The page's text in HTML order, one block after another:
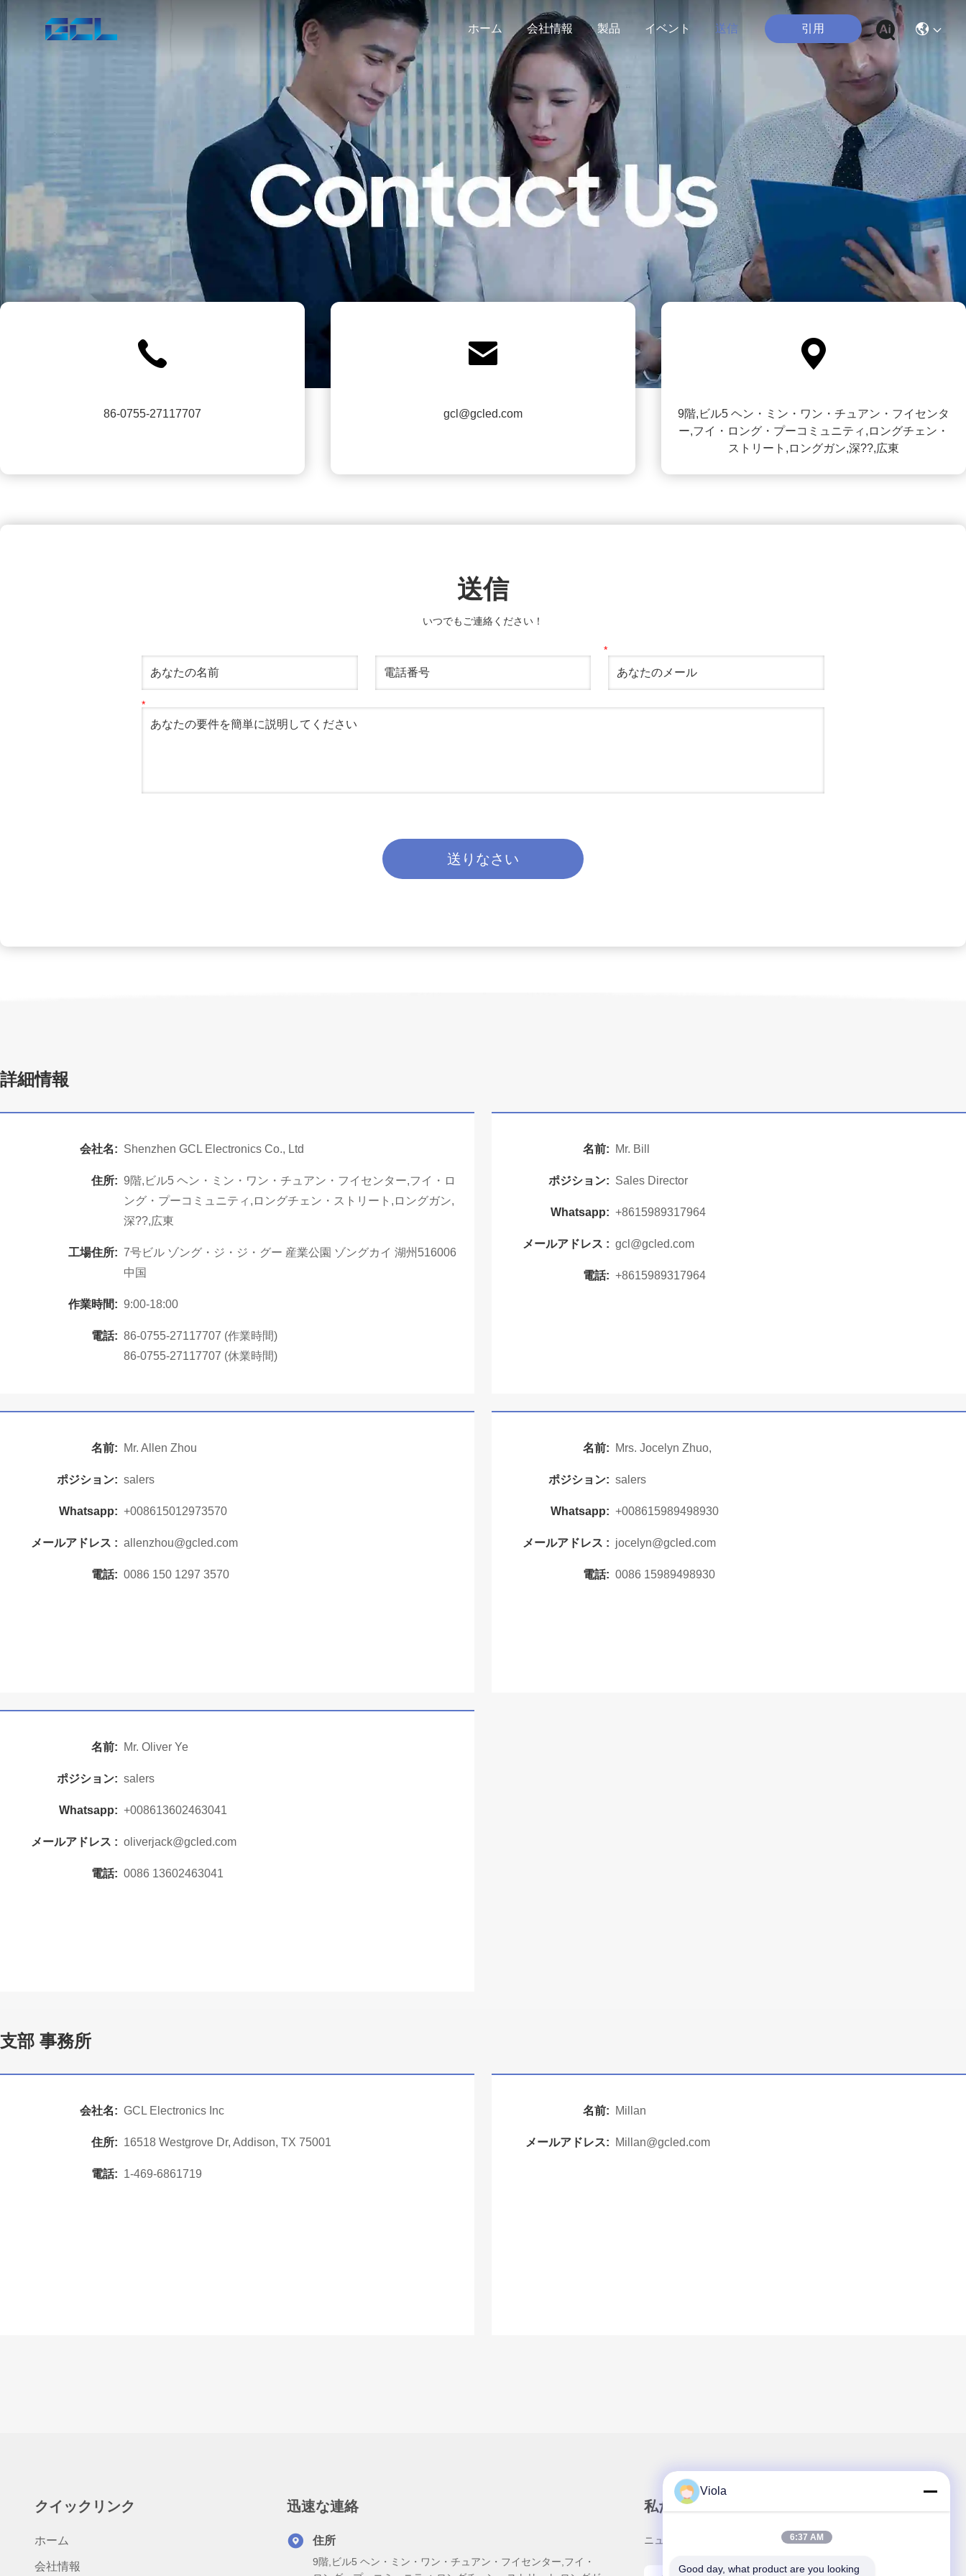
ホーム 会社情報 製品 イベント 送信 引用
86-0755-27117707

gcl@gcled.com

9階,ビル5 ヘン・ミン・ワン・チュアン・フイセンタ
ー,フイ・ロング・プーコミュニティ,ロングチェン・
ストリート,ロングガン,深??,広東
送信
いつでもご連絡ください！
送りなさい
詳細情報
会社名: Shenzhen GCL Electronics Co., Ltd
住所: 9階,ビル5 ヘン・ミン・ワン・チュアン・フイセンター,フイ・ロ
ング・プーコミュニティ,ロングチェン・ストリート,ロングガン,
深??,広東
工場住所: 7号ビル ゾング・ジ・ジ・グー 産業公園 ゾングカイ 湖州516006
中国
作業時間: 9:00-18:00
電話: 86-0755-27117707 (作業時間)
86-0755-27117707 (休業時間)
名前: Mr. Bill
ポジション: Sales Director
Whatsapp: +8615989317964
メールアドレス : gcl@gcled.com
電話: +8615989317964
名前: Mr. Allen Zhou
ポジション: salers
Whatsapp: +008615012973570
メールアドレス : allenzhou@gcled.com
電話: 0086 150 1297 3570
名前: Mrs. Jocelyn Zhuo,
ポジション: salers
Whatsapp: +008615989498930
メールアドレス : jocelyn@gcled.com
電話: 0086 15989498930
名前: Mr. Oliver Ye
ポジション: salers
Whatsapp: +008613602463041
メールアドレス : oliverjack@gcled.com
電話: 0086 13602463041
支部 事務所
会社名: GCL Electronics Inc
住所: 16518 Westgrove Dr, Addison, TX 75001
電話: 1-469-6861719
名前: Millan
メールアドレス: Millan@gcled.com
クイックリンク
ホーム
会社情報
迅速な連絡
住所
9階,ビル5 ヘン・ミン・ワン・チュアン・フイセンター,フイ・
私たちのニュースレター
ニュースレターへの購読は,割引などで可能です.
Viola
6:37 AM
Good day, what product are you looking